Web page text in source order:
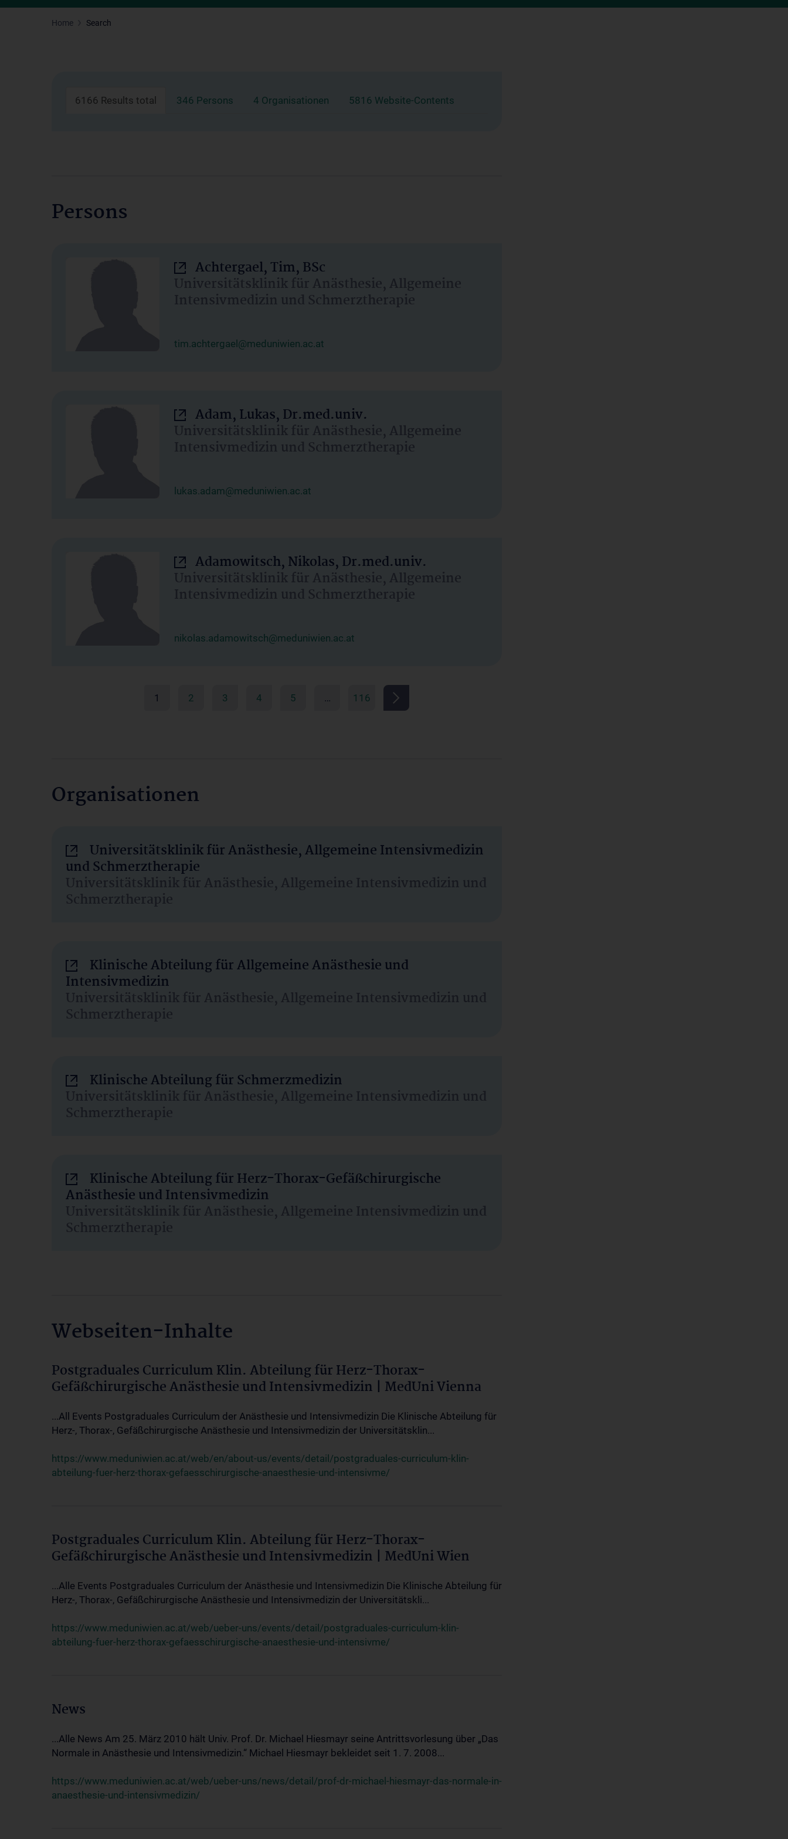
Home Search
6166 Results total 346 Persons 4 Organisationen 5816 Website-Contents
Persons
Achtergael, Tim, BSc
Universitätsklinik für Anästhesie, Allgemeine
Intensivmedizin und Schmerztherapie
tim.achtergael@meduniwien.ac.at
Adam, Lukas, Dr.med.univ.
Universitätsklinik für Anästhesie, Allgemeine
Intensivmedizin und Schmerztherapie
lukas.adam@meduniwien.ac.at
Adamowitsch, Nikolas, Dr.med.univ.
Universitätsklinik für Anästhesie, Allgemeine
Intensivmedizin und Schmerztherapie
nikolas.adamowitsch@meduniwien.ac.at
1 2 3 4 5 … 116
Organisationen
Universitätsklinik für Anästhesie, Allgemeine Intensivmedizin
und Schmerztherapie
Universitätsklinik für Anästhesie, Allgemeine Intensivmedizin und
Schmerztherapie
Klinische Abteilung für Allgemeine Anästhesie und
Intensivmedizin
Universitätsklinik für Anästhesie, Allgemeine Intensivmedizin und
Schmerztherapie
Klinische Abteilung für Schmerzmedizin
Universitätsklinik für Anästhesie, Allgemeine Intensivmedizin und
Schmerztherapie
Klinische Abteilung für Herz-Thorax-Gefäßchirurgische
Anästhesie und Intensivmedizin
Universitätsklinik für Anästhesie, Allgemeine Intensivmedizin und
Schmerztherapie
Webseiten-Inhalte
Postgraduales Curriculum Klin. Abteilung für Herz-Thorax-
Gefäßchirurgische Anästhesie und Intensivmedizin | MedUni Vienna
...All Events Postgraduales Curriculum der Anästhesie und Intensivmedizin Die Klinische Abteilung für
Herz-, Thorax-, Gefäßchirurgische Anästhesie und Intensivmedizin der Universitätsklin...
https://www.meduniwien.ac.at/web/en/about-us/events/detail/postgraduales-curriculum-klin-
abteilung-fuer-herz-thorax-gefaesschirurgische-anaesthesie-und-intensivme/
Postgraduales Curriculum Klin. Abteilung für Herz-Thorax-
Gefäßchirurgische Anästhesie und Intensivmedizin | MedUni Wien
...Alle Events Postgraduales Curriculum der Anästhesie und Intensivmedizin Die Klinische Abteilung für
Herz-, Thorax-, Gefäßchirurgische Anästhesie und Intensivmedizin der Universitätskli...
https://www.meduniwien.ac.at/web/ueber-uns/events/detail/postgraduales-curriculum-klin-
abteilung-fuer-herz-thorax-gefaesschirurgische-anaesthesie-und-intensivme/
News
...Alle News Am 25. März 2010 hält Univ. Prof. Dr. Michael Hiesmayr seine Antrittsvorlesung über „Das
Normale in Anästhesie und Intensivmedizin.“ Michael Hiesmayr bekleidet seit 1. 7. 2008...
https://www.meduniwien.ac.at/web/ueber-uns/news/detail/prof-dr-michael-hiesmayr-das-normale-in-
anaesthesie-und-intensivmedizin/